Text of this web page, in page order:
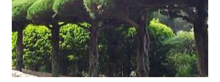
효기간이 있어요. 멤버 많아봤자 떠드는 사람은 극소수이고, 알림소리 ..